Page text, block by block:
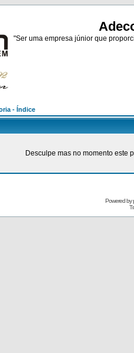
"Ser uma empresa júnior que
- Índice
Desculpe mas no momento este
Powered by